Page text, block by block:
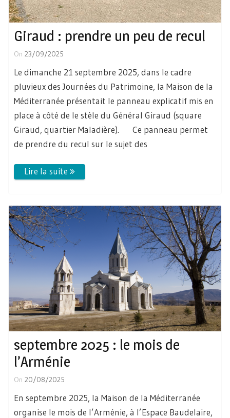
Giraud : prendre un peu de recul
On 23/09/2025
Le dimanche 21 septembre 2025, dans le cadre
pluvieux des Journées du Patrimoine, la Maison de la
Méditerranée présentait le panneau explicatif mis en
place à côté de le stèle du Général Giraud (square
Giraud, quartier Maladière). Ce panneau permet
de prendre du recul sur le sujet des
septembre 2025 : le mois de
l’Arménie
On 20/08/2025
En septembre 2025, la Maison de la Méditerranée
organise le mois de l’Arménie, à l’Espace Baudelaire,